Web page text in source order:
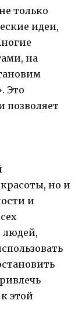
только
идеи,
на
Это
позволяет
но и
и
людей,
этой